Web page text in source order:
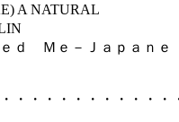
A NATURAL
ｄ Ｍｅ－Ｊａｐａｎｅ
・・・・・・・・・・